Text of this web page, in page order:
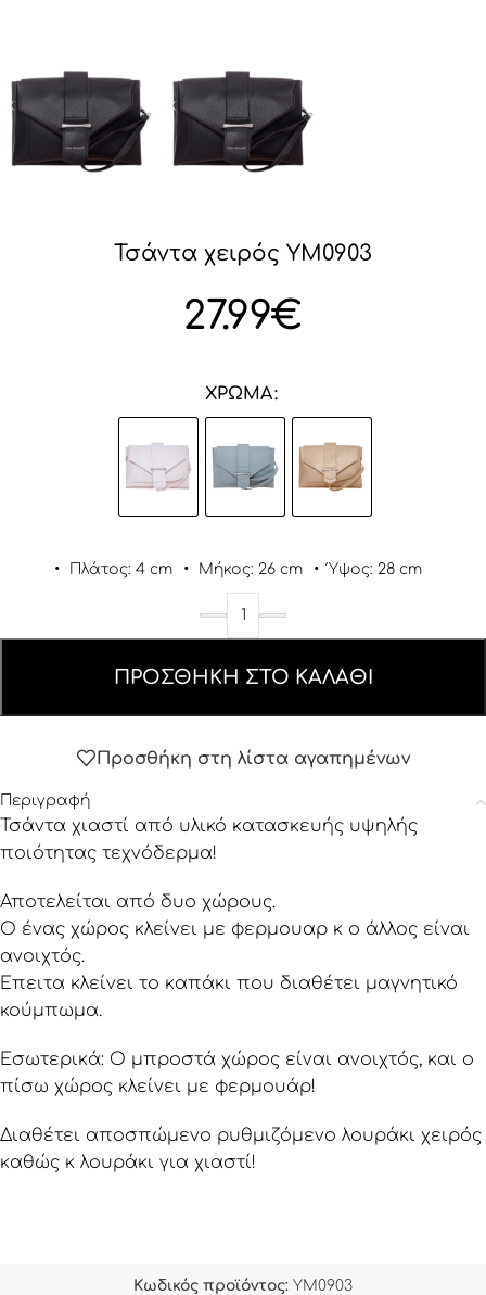
Τσάντα χειρός YM0903
27.99€
ΧΡΏΜΑ
• Πλάτος: 4 cm • Μήκος: 26 cm • Ύψος: 28 cm
ΠΡΟΣΘΉΚΗ ΣΤΟ ΚΑΛΆΘΙ
Προσθήκη στη λίστα αγαπημένων
Περιγραφή
Τσάντα χιαστί από υλικό κατασκευής υψηλής
ποιότητας τεχνόδερμα!
Αποτελείται από δυο χώρους.
Ο ένας χώρος κλείνει με φερμουαρ κ ο άλλος είναι
ανοιχτός.
Έπειτα κλείνει το καπάκι που διαθέτει μαγνητικό
κούμπωμα.
Εσωτερικά: Ο μπροστά χώρος είναι ανοιχτός, και ο
πίσω χώρος κλείνει με φερμουάρ!
Διαθέτει αποσπώμενο ρυθμιζόμενο λουράκι χειρός
καθώς κ λουράκι για χιαστί!
Κωδικός προϊόντος: YM0903